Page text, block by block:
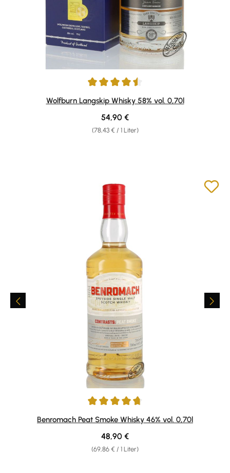
Durchschnittliche Bewertung von 4.6 von 5 Sternen
Wolfburn Langskip Whisky 58% vol. 0,70l
(78,43 € / 1 Liter)
Regulärer Preis:
54,90 €
Durchschnittliche Bewertung von 4.82 von 5 Sternen
Benromach Peat Smoke Whisky 46% vol. 0,70l
(69,86 € / 1 Liter)
Regulärer Preis:
48,90 €